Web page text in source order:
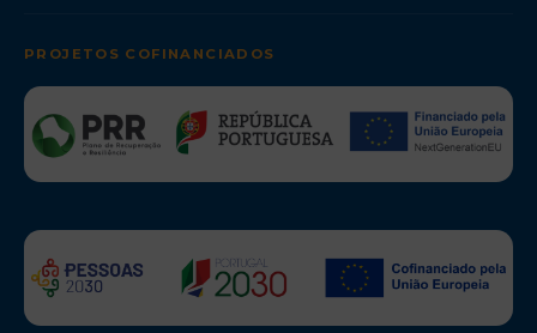
PROJETOS COFINANCIADOS